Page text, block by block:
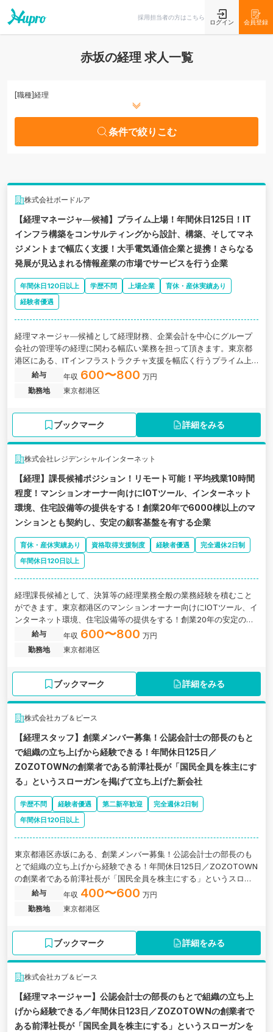
採用担当者の方はこちら
ログイン 会員登録
赤坂の経理 求人一覧
[職種]経理
条件で絞りこむ
株式会社ボードルア
【経理マネージャ―候補】プライム上場！年間休日125日！IT
インフラ構築をコンサルティングから設計、構築、そしてマネ
ジメントまで幅広く支援！大手電気通信企業と提携！さらなる
発展が見込まれる情報産業の市場でサービスを行う企業
年間休日120日以上 学歴不問 上場企業
育休・産休実績あり
経験者優遇
経理マネージャ―候補として経理財務、企業会計を中心にグループ
会社の管理等の経理に関わる幅広い業務を担って頂きます。東京都
港区にある、ITインフラストラクチャ支援を幅広く行うプライム上
場企業の求人です。
給与 年収 600〜800 万円
勤務地
東京都港区
ブックマーク 詳細をみる
株式会社レジデンシャルインターネット
【経理】課長候補ポジション！リモート可能！平均残業10時間
程度！マンションオーナー向けにIOTツール、インターネット
環境、住宅設備等の提供をする！創業20年で6000棟以上のマ
ンションとも契約し、安定の顧客基盤を有する企業
育休・産休実績あり 資格取得支援制度 経験者優遇
完全週休2日制
年間休日120日以上
経理課長候補として、決算等の経理業務全般の業務経験を積むこと
ができます。東京都港区のマンションオーナー向けにIOTツール、イ
ンターネット環境、住宅設備等の提供をする！創業20年の安定の顧
客基盤を有する企業の求人です。
給与 年収 600〜800 万円
勤務地
東京都港区
ブックマーク 詳細をみる
株式会社カブ＆ピース
【経理スタッフ】創業メンバー募集！公認会計士の部長のもと
で組織の立ち上げから経験できる！年間休日125日／
ZOZOTOWNの創業者である前澤社長が「国民全員を株主にす
る」というスローガンを掲げて立ち上げた新会社
学歴不問 経験者優遇 第二新卒歓迎
完全週休2日制
年間休日120日以上
東京都港区赤坂にある、創業メンバー募集！公認会計士の部長のも
とで組織の立ち上げから経験できる！年間休日125日／ZOZOTOWN
の創業者である前澤社長が「国民全員を株主にする」というスロー
ガンを掲げて立ち上げた新会社の求人です。
給与 年収 400〜600 万円
勤務地
東京都港区
ブックマーク 詳細をみる
株式会社カブ＆ピース
【経理マネージャー】公認会計士の部長のもとで組織の立ち上
げから経験できる／年間休日123日／ZOZOTOWNの創業者で
ある前澤社長が「国民全員を株主にする」というスローガンを